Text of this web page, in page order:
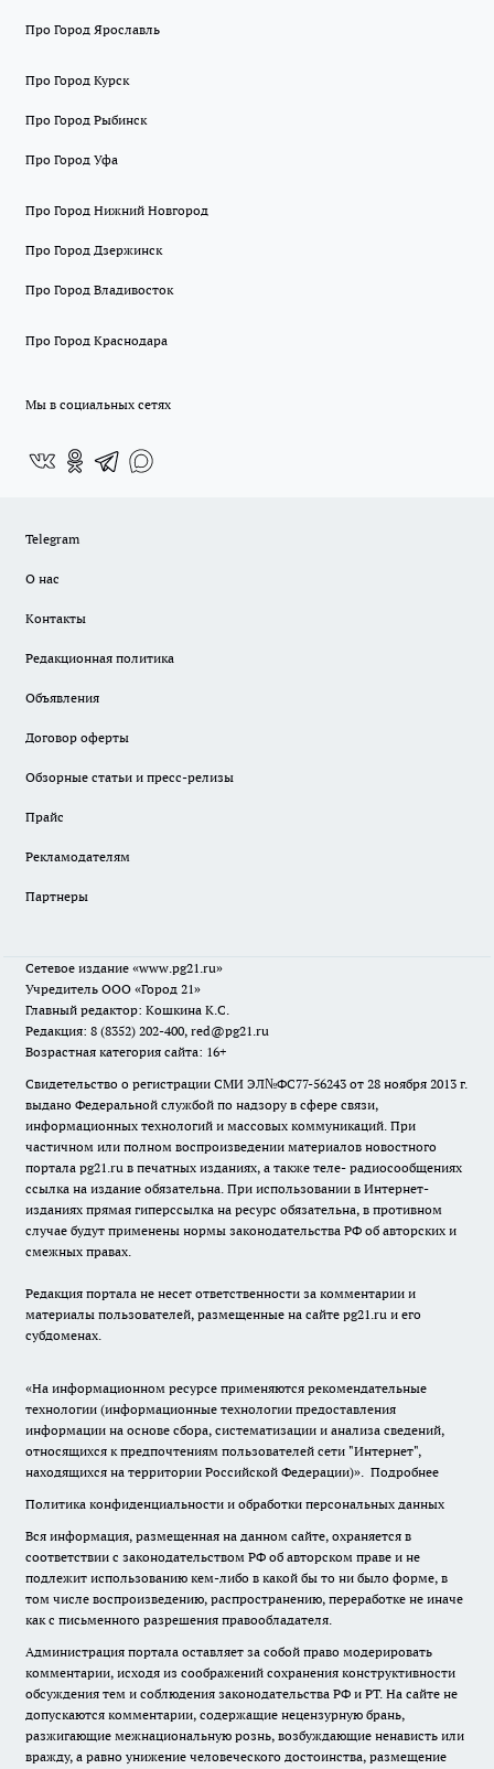
Про Город Ярославль
Про Город Курск
Про Город Рыбинск
Про Город Уфа
Про Город Нижний Новгород
Про Город Дзержинск
Про Город Владивосток
Про Город Краснодара
Мы в социальных сетях
Telegram
О нас
Контакты
Редакционная политика
Объявления
Договор оферты
Обзорные статьи и пресс-релизы
Прайс
Рекламодателям
Партнеры
Сетевое издание «www.pg21.ru»
Учредитель ООО «Город 21»
Главный редактор: Кошкина К.С.
Редакция: 8 (8352) 202-400, red@pg21.ru
Возрастная категория сайта: 16+
Свидетельство о регистрации СМИ ЭЛ№ФС77-56243 от 28 ноября 2013 г.
выдано Федеральной службой по надзору в сфере связи,
информационных технологий и массовых коммуникаций. При
частичном или полном воспроизведении материалов новостного
портала pg21.ru в печатных изданиях, а также теле- радиосообщениях
ссылка на издание обязательна. При использовании в Интернет-
изданиях прямая гиперссылка на ресурс обязательна, в противном
случае будут применены нормы законодательства РФ об авторских и
смежных правах.
Редакция портала не несет ответственности за комментарии и
материалы пользователей, размещенные на сайте pg21.ru и его
субдоменах.
«На информационном ресурсе применяются рекомендательные
технологии (информационные технологии предоставления
информации на основе сбора, систематизации и анализа сведений,
относящихся к предпочтениям пользователей сети "Интернет",
находящихся на территории Российской Федерации)». Подробнее
Политика конфиденциальности и обработки персональных данных
Вся информация, размещенная на данном сайте, охраняется в
соответствии с законодательством РФ об авторском праве и не
подлежит использованию кем-либо в какой бы то ни было форме, в
том числе воспроизведению, распространению, переработке не иначе
как с письменного разрешения правообладателя.
Администрация портала оставляет за собой право модерировать
комментарии, исходя из соображений сохранения конструктивности
обсуждения тем и соблюдения законодательства РФ и РТ. На сайте не
допускаются комментарии, содержащие нецензурную брань,
разжигающие межнациональную рознь, возбуждающие ненависть или
вражду, а равно унижение человеческого достоинства, размещение